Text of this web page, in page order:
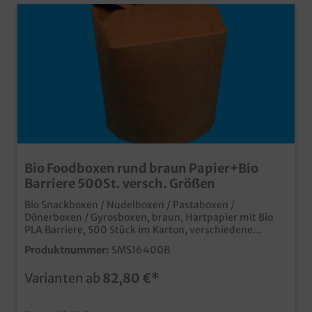
Bio Foodboxen rund braun Papier+Bio
Barriere 500St. versch. Größen
Bio Snackboxen / Nudelboxen / Pastaboxen /
Dönerboxen / Gyrosboxen, braun, Hartpapier mit Bio
PLA Barriere, 500 Stück im Karton, verschiedene
Größen gemäß Auswahl Die praktische Take away
Foodbox mit rundem Boden und eckigem Faltverschluss
Streetfood und Imbiss moderne und praktische
Produktnummer: SMS16400B
Varianten ab 82,80 €*